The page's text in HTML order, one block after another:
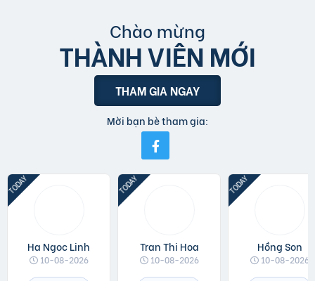
Chào mừng
THÀNH VIÊN MỚI
THAM GIA NGAY
Mời bạn bè tham gia:
Ha Ngoc Linh
10-08-2026
Tran Thi Hoa
10-08-2026
Hồng Son
10-08-2026